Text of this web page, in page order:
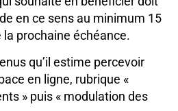
en ce sens au minimum 15
prochaine échéance.
qu’il estime percevoir
en ligne, rubrique «
» puis « modulation des